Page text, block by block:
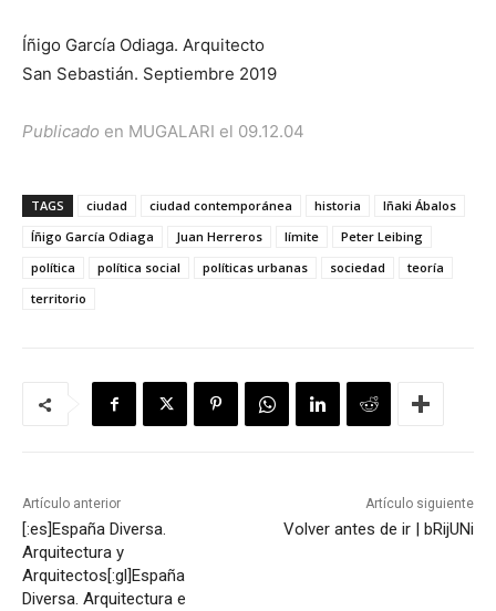
Íñigo García Odiaga. Arquitecto
San Sebastián. Septiembre 2019
Publicado en MUGALARI el 09.12.04
TAGS ciudad ciudad contemporánea historia
Iñaki Ábalos
Íñigo García Odiaga
Juan Herreros límite
Peter Leibing
política
política social políticas urbanas sociedad
teoría
territorio
Artículo anterior
[:es]España Diversa.
Arquitectura y
Arquitectos[:gl]España
Diversa. Arquitectura e
Artículo siguiente
Volver antes de ir | bRijUNi